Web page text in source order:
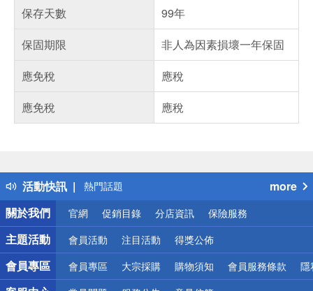
保存天數
99年
保固期限
非人為因素損壞一年保固
應免稅
應稅
應免稅
應稅
活動快訊
得獎公告
熱門話題
銀行優惠
偏遠地區配送
詐騙網頁！請小心！
more
關於我們
官網 促銷目錄 分店資訊 保險服務
主題活動 會員活動 注目活動 得獎公佈
會員專區 會員專區 大宗採購 購物須知 會員服務條款 隱